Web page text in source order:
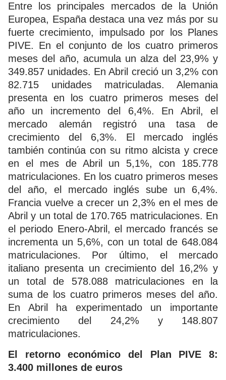
Entre los principales mercados de la Unión
Europea, España destaca una vez más por su
fuerte crecimiento, impulsado por los Planes
PIVE. En el conjunto de los cuatro primeros
meses del año, acumula un alza del 23,9% y
349.857 unidades. En Abril creció un 3,2% con
82.715 unidades matriculadas. Alemania
presenta en los cuatro primeros meses del
año un incremento del 6,4%. En Abril, el
mercado alemán registró una tasa de
crecimiento del 6,3%. El mercado inglés
también continúa con su ritmo alcista y crece
en el mes de Abril un 5,1%, con 185.778
matriculaciones. En los cuatro primeros meses
del año, el mercado inglés sube un 6,4%.
Francia vuelve a crecer un 2,3% en el mes de
Abril y un total de 170.765 matriculaciones. En
el periodo Enero-Abril, el mercado francés se
incrementa un 5,6%, con un total de 648.084
matriculaciones. Por último, el mercado
italiano presenta un crecimiento del 16,2% y
un total de 578.088 matriculaciones en la
suma de los cuatro primeros meses del año.
En Abril ha experimentado un importante
crecimiento del 24,2% y 148.807
matriculaciones.
El retorno económico del Plan PIVE 8:
3.400 millones de euros